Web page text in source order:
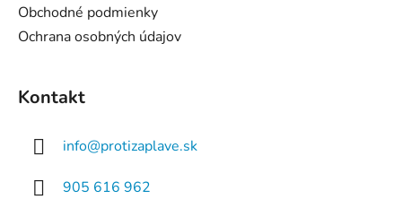
Obchodné podmienky
Ochrana osobných údajov
Kontakt
info@protizaplave.sk
905 616 962